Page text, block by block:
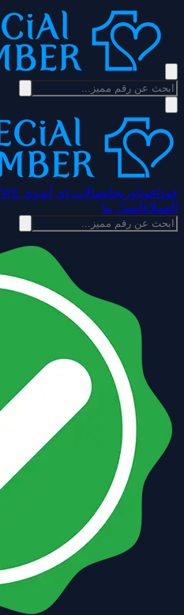
فودافوناورنجاتصالات إي آندوي WE
العملاء اتصل بنا